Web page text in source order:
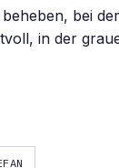
bei
in der